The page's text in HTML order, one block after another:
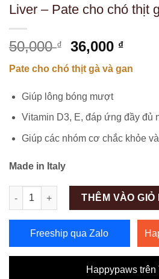
Liver – Pate cho chó thịt
50,000₫
Giá
gốc
là:
50,000 ₫.
36,000 ₫Giá
tại
Pate cho chó thịt gà và gan
Giúp lông bóng mượt
Vitamin D3, E, đáp ứng đầy đủ
Giúp các nhóm cơ chắc khỏe
Made in Italy
Số lượng
THÊM VÀO GIỎ
Freeship qua Zalo
Happypaws trên